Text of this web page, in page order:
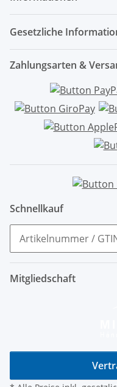
Gesetzliche
Zahlungsarten &
Schnellkauf
Mitgliedschaft